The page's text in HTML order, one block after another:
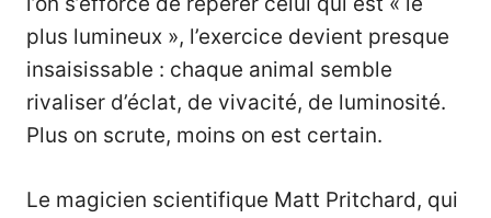
plus lumineux », l’exercice devient presque
insaisissable : chaque animal semble
rivaliser d’éclat, de vivacité, de luminosité.
Plus on scrute, moins on est certain.
Le magicien scientifique Matt Pritchard, qui